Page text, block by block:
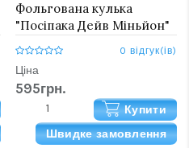
Фольгована кулька
"Посіпака Дейв Міньйон"
0 відгук(ів)
Ціна
595грн.
Купити
Швидке замовлення